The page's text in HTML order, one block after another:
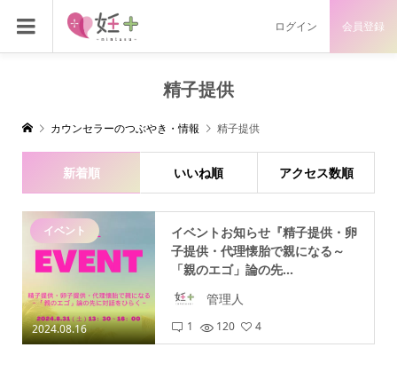
ログイン 会員登録
精子提供
カウンセラーのつぶやき・情報 精子提供
新着順 いいね順 アクセス数順
2024.08.16
イベント
イベントお知らせ『精子提供・卵
子提供・代理懐胎で親になる～
「親のエゴ」論の先...
管理人
1 120 4